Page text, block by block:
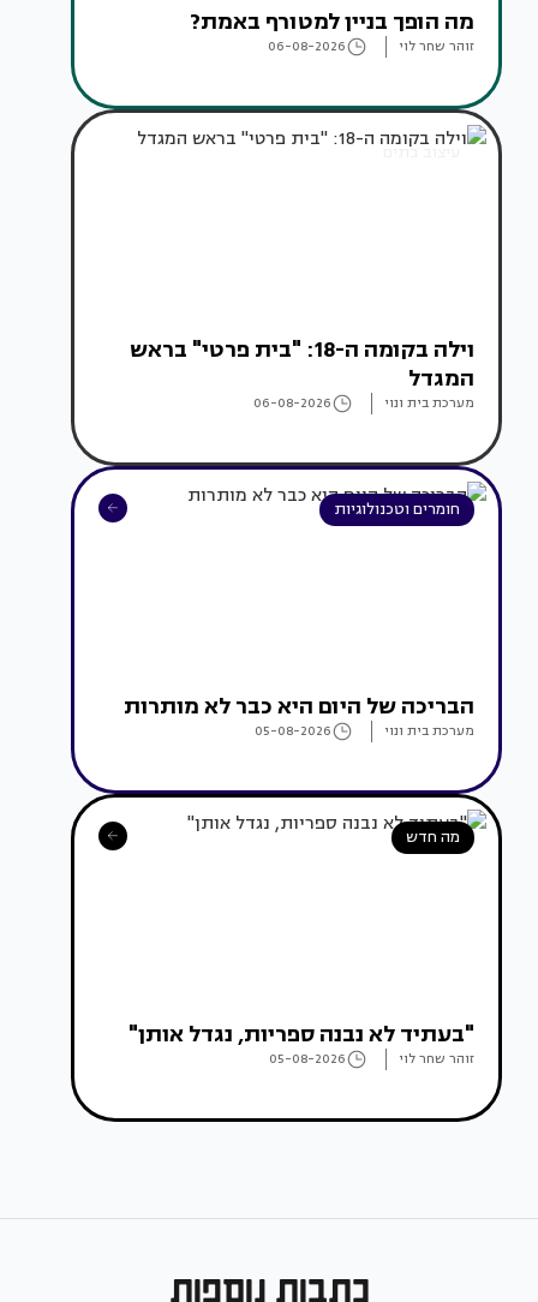
מה הופך בניין למטורף באמת?
זוהר שחר לוי 06-08-2026
עיצוב בתים
וילה בקומה ה-18: "בית פרטי" בראש
המגדל
מערכת בית ונוי 06-08-2026
חומרים וטכנולוגיות
הבריכה של היום היא כבר לא מותרות
מערכת בית ונוי 05-08-2026
מה חדש
"בעתיד לא נבנה ספריות, נגדל אותן"
זוהר שחר לוי 05-08-2026
כתבות נוספות